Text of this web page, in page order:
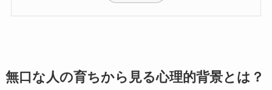
無口な人の育ちから見る心理的背景とは？